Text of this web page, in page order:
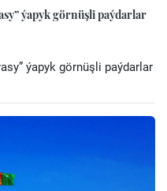
ýapyk görnüşli paýdarlar
ýapyk görnüşli paýdarlar